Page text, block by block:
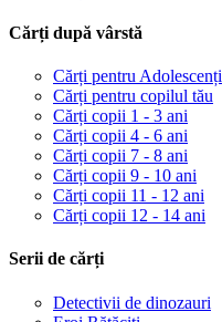
Cărți după vârstă
Cărți pentru Adolescenți
Cărți pentru copilul tău
Cărți copii 1 - 3 ani
Cărți copii 4 - 6 ani
Cărți copii 7 - 8 ani
Cărți copii 9 - 10 ani
Cărți copii 11 - 12 ani
Cărți copii 12 - 14 ani
Serii de cărți
Detectivii de dinozauri